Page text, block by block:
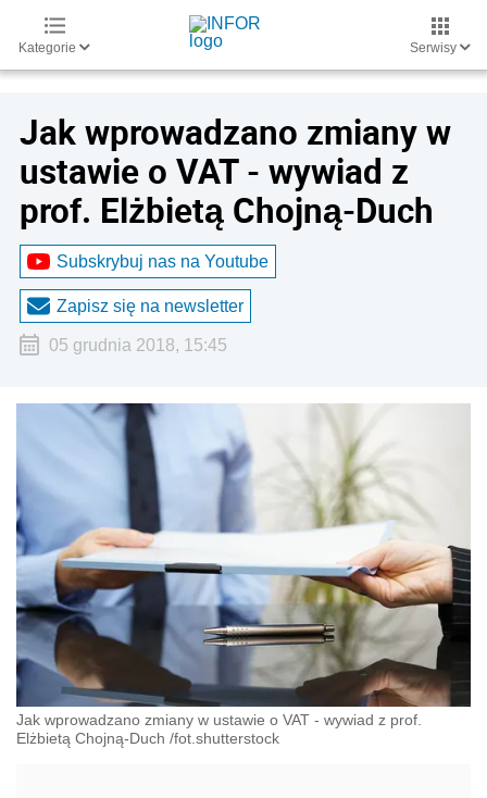
Kategorie Serwisy
Jak wprowadzano zmiany w
ustawie o VAT - wywiad z
prof. Elżbietą Chojną-Duch
Subskrybuj nas na Youtube
Zapisz się na newsletter
05 grudnia 2018, 15:45
Jak wprowadzano zmiany w ustawie o VAT - wywiad z prof.
Elżbietą Chojną-Duch /fot.shutterstock